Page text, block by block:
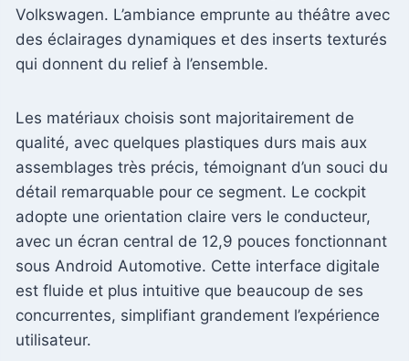
Volkswagen. L’ambiance emprunte au théâtre avec
des éclairages dynamiques et des inserts texturés
qui donnent du relief à l’ensemble.
Les matériaux choisis sont majoritairement de
qualité, avec quelques plastiques durs mais aux
assemblages très précis, témoignant d’un souci du
détail remarquable pour ce segment. Le cockpit
adopte une orientation claire vers le conducteur,
avec un écran central de 12,9 pouces fonctionnant
sous Android Automotive. Cette interface digitale
est fluide et plus intuitive que beaucoup de ses
concurrentes, simplifiant grandement l’expérience
utilisateur.